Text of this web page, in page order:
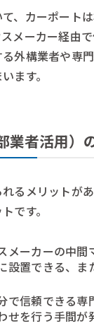
、カーポート
メーカー経由
外構業者や専
ます。
業者活用）
るメリットが
です。
メーカーの中
設置できる、
で信頼できる
せを行う手間が